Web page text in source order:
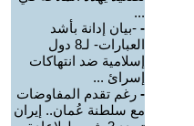
...
- -بيان إدانة بأشد
العبارات- لـ8 دول
إسلامية ضد انتهاكات
إسرائ ...
- رغم تقدم المفاوضات
مع سلطنة عُمان.. إيران